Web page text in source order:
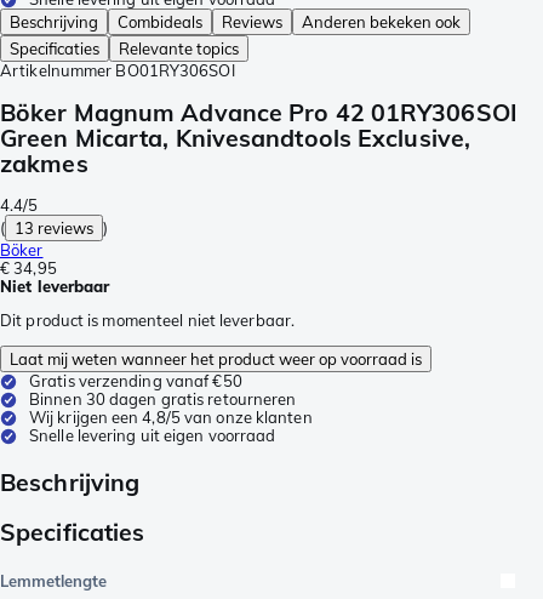
Beschrijving
Combideals Reviews
Anderen bekeken ook
Specificaties
Relevante topics
Artikelnummer BO01RY306SOI
Böker Magnum Advance Pro 42 01RY306SOI
Green Micarta, Knivesandtools Exclusive,
zakmes
4.4/5
( 13 reviews )
Böker
€ 34,95
Niet leverbaar
Dit product is momenteel niet leverbaar.
Laat mij weten wanneer het product weer op voorraad is
Gratis verzending vanaf €50
Binnen 30 dagen gratis retourneren
Wij krijgen een 4,8/5 van onze klanten
Snelle levering uit eigen voorraad
Beschrijving
Specificaties
Lemmetlengte